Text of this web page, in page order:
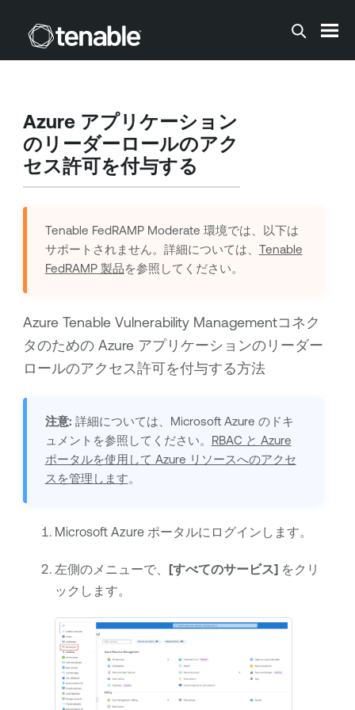
メインコンテンツに移動する
Azure アプリケーション
のリーダーロールのアク
セス許可を付与する
Tenable FedRAMP Moderate 環境では、以下は
サポートされません。詳細については、 Tenable
FedRAMP 製品を参照してください。
Azure Tenable Vulnerability Managementコネク
タのための Azure アプリケーションのリーダー
ロールのアクセス許可を付与する方法
注意: 詳細については、Microsoft Azure のドキ
ュメントを参照してください。
RBAC と Azure
ポータルを使用して Azure リソースへのアクセ
スを管理します。
Microsoft Azure ポータルにログインします。
左側のメニューで、 [すべてのサービス]をクリ
ックします。